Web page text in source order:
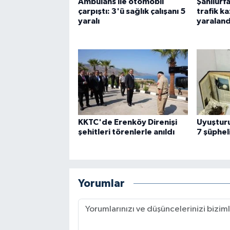
Ambulans ile otomobil
çarpıştı: 3'ü sağlık çalışanı 5
yaralı
trafik
KKTC'de Erenköy Direnişi
şehitleri törenlerle anıldı
7
Yorumlar